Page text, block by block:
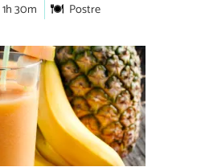
1h 30m Postre